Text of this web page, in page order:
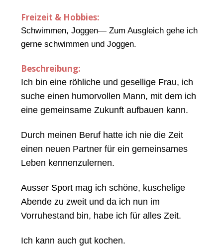
Freizeit & Hobbies:
Schwimmen, Joggen— Zum Ausgleich gehe ich
gerne schwimmen und Joggen.
Beschreibung:
Ich bin eine röhliche und gesellige Frau, ich
suche einen humorvollen Mann, mit dem ich
eine gemeinsame Zukunft aufbauen kann.
Durch meinen Beruf hatte ich nie die Zeit
einen neuen Partner für ein gemeinsames
Leben kennenzulernen.
Ausser Sport mag ich schöne, kuschelige
Abende zu zweit und da ich nun im
Vorruhestand bin, habe ich für alles Zeit.
Ich kann auch gut kochen.